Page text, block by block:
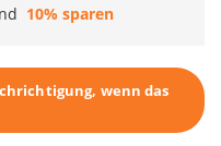
10% sparen
wenn das